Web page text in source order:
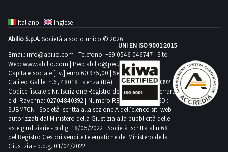
Italiano
Inglese
Abilio S.p.A.Società a socio unico © 2026
Email: info@abilio.com | Telefono: +39 0546 046747 | Sito
Web: www.abilio.com | Pec: abilio@pec.illimity.com
Capitale sociale [i.v.] euro 60.975,00 | Sede legale in Via
Galileo Galilei n.6, 48018 Faenza (RA) | P.IVA: 02704840392 |
Codice fiscale e Nr. Iscrizione Registro delle Imprese di Ferrara
e di Ravenna: 02704840392 | Numero REA RA 224830 | SDI:
SUBM70N | Società iscritta alla sezione A dell'elenco siti web
autorizzati dal Ministero della Giustizia alla pubblicità delle
aste giudiziarie - p.d.g. 18/05/2022 | Società iscritta al n.68
del Registro Gestori vendite telematiche del Ministero della
Giustizia - p.d.g. 01/04/2022
UNI EN ISO 9001:2015